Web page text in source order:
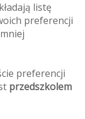
listę
preferencji
preferencji
przedszkolem